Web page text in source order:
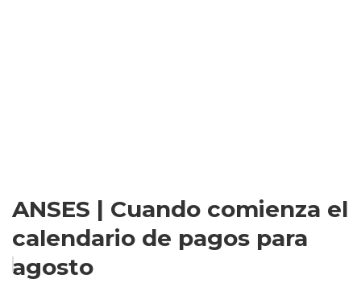
ANSES | Cuando comienza el
calendario de pagos para
agosto